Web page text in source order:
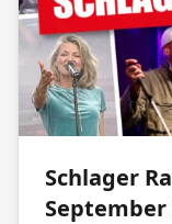
Schlager
September